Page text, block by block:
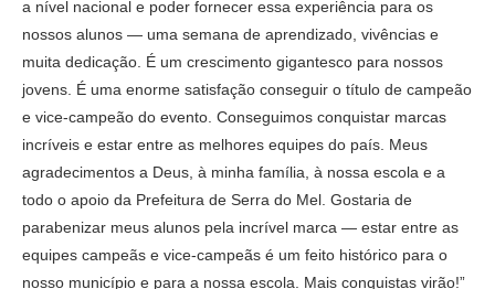
a nível nacional e poder fornecer essa experiência para os
nossos alunos — uma semana de aprendizado, vivências e
muita dedicação. É um crescimento gigantesco para nossos
jovens. É uma enorme satisfação conseguir o título de campeão
e vice-campeão do evento. Conseguimos conquistar marcas
incríveis e estar entre as melhores equipes do país. Meus
agradecimentos a Deus, à minha família, à nossa escola e a
todo o apoio da Prefeitura de Serra do Mel. Gostaria de
parabenizar meus alunos pela incrível marca — estar entre as
equipes campeãs e vice-campeãs é um feito histórico para o
nosso município e para a nossa escola. Mais conquistas virão!”